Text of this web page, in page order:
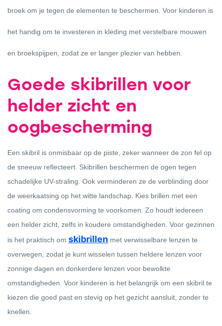
broek om je tegen de elementen te beschermen. Voor kinderen is
het handig om te investeren in kleding met verstelbare mouwen
en broekspijpen, zodat ze er langer plezier van hebben.
Goede skibrillen voor
helder zicht en
oogbescherming
Een skibril is onmisbaar op de piste, zeker wanneer de zon fel op
de sneeuw reflecteert. Skibrillen beschermen de ogen tegen
schadelijke UV-straling. Ook verminderen ze de verblinding door
de weerkaatsing op het witte landschap. Kies brillen met een
coating om condensvorming te voorkomen. Zo houdt iedereen
een helder zicht, zelfs in koudere omstandigheden. Voor gezinnen
is het praktisch om skibrillen met verwisselbare lenzen te
overwegen, zodat je kunt wisselen tussen heldere lenzen voor
zonnige dagen en donkerdere lenzen voor bewolkte
omstandigheden. Voor kinderen is het belangrijk om een skibril te
kiezen die goed past en stevig op het gezicht aansluit, zonder te
knellen.